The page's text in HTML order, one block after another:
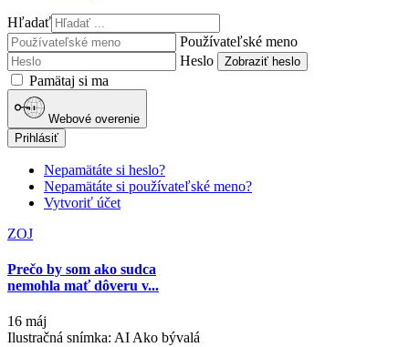
Hľadať
Používateľské meno
Heslo
Zobraziť heslo
Pamätaj si ma
Webové overenie
Prihlásiť
Nepamätáte si heslo?
Nepamätáte si používateľské meno?
Vytvoriť účet
ZOJ
Prečo by som ako sudca
nemohla mať dôveru v...
16 máj
Ilustračná snímka: AI Ako bývalá